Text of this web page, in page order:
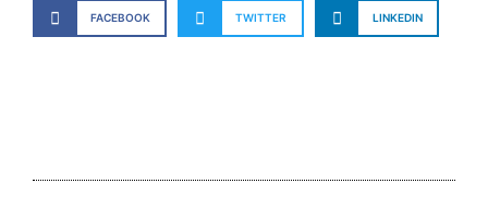
FACEBOOK TWITTER LINKEDIN